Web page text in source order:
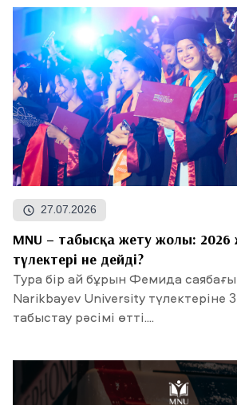
27.07.2026
MNU – табысқа жету жолы:
түлектері не дейді?
Тура бір ай бұрын Фемида
Narikbayev University түлектеріне
табыстау рәсімі өтті....